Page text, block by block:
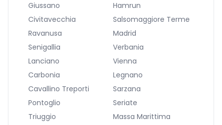
Giussano
Hamrun
Civitavecchia
Salsomaggiore Terme
Ravanusa
Madrid
Senigallia
Verbania
Lanciano
Vienna
Carbonia
Legnano
Cavallino Treporti
Sarzana
Pontoglio
Seriate
Triuggio
Massa Marittima